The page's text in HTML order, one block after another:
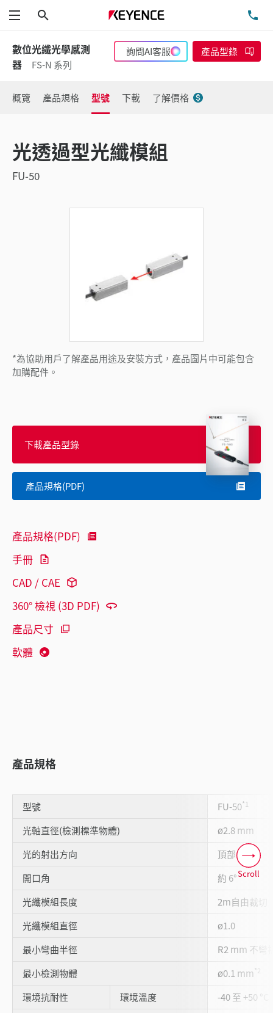
功能表
數位光纖光學感測
器
FS-N 系列
詢問AI客服 產品型錄
概覽 產品規格 型號 下載 了解價格
光透過型光纖模組
FU-50
*為協助用戶了解產品用途及安裝方式，產品圖片中可能包含
加購配件。
下載產品型錄
產品規格(PDF)
產品規格(PDF)
手冊
CAD / CAE
360° 檢視 (3D PDF)
產品尺寸
軟體
產品規格
型號 FU-50*1
光軸直徑(檢測標準物體)
ø2.8 mm
光的射出方向
頂部
開口角
約 6°
光纖模組長度
2m自由裁切
光纖模組直徑
ø1.0
最小彎曲半徑
R2 mm 不彎
最小檢測物體
ø0.1 mm*2
環境抗耐性 環境溫度
-40 至 +50 °C
Scroll